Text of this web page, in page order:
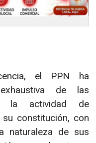
el PPN ha
de las
la actividad de
constitución, con
naturaleza de sus